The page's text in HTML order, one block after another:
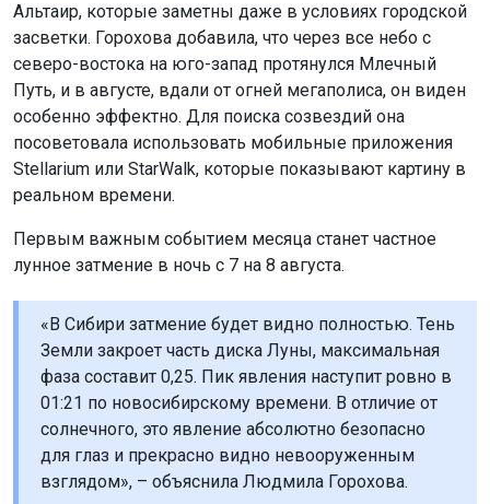
Альтаир, которые заметны даже в условиях городской
засветки. Горохова добавила, что через все небо с
северо-востока на юго-запад протянулся Млечный
Путь, и в августе, вдали от огней мегаполиса, он виден
особенно эффектно. Для поиска созвездий она
посоветовала использовать мобильные приложения
Stellarium или StarWalk, которые показывают картину в
реальном времени.
Первым важным событием месяца станет частное
лунное затмение в ночь с 7 на 8 августа.
«В Сибири затмение будет видно полностью. Тень
Земли закроет часть диска Луны, максимальная
фаза составит 0,25. Пик явления наступит ровно в
01:21 по новосибирскому времени. В отличие от
солнечного, это явление абсолютно безопасно
для глаз и прекрасно видно невооруженным
взглядом», – объяснила Людмила Горохова.